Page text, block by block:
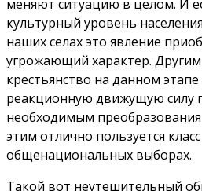
меняют ситуацию в целом. И
культурный уровень
наших селах это явление
угрожающий характер.
крестьянство на данном этапе
реакционную движущую силу
необходимым
этим отлично пользуется
общенациональных выборах.
Такой вот неутешительный